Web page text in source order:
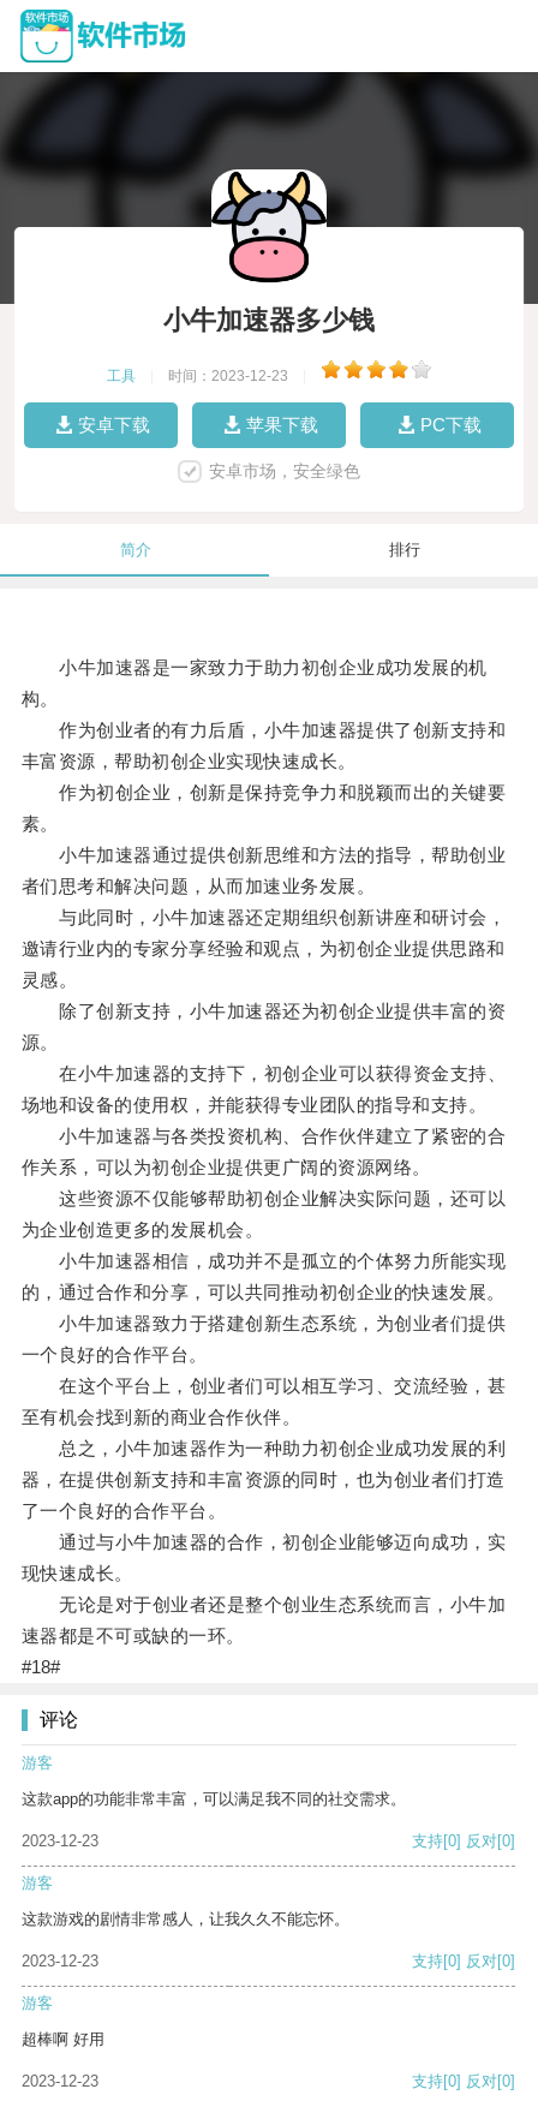
小牛加速器多少钱
工具 时间：2023-12-23
安卓下载 苹果下载 PC下载
安卓市场，安全绿色
简介 排行
小牛加速器是一家致力于助力初创企业成功发展的机
构。
作为创业者的有力后盾，小牛加速器提供了创新支持和
丰富资源，帮助初创企业实现快速成长。
作为初创企业，创新是保持竞争力和脱颖而出的关键要
素。
小牛加速器通过提供创新思维和方法的指导，帮助创业
者们思考和解决问题，从而加速业务发展。
与此同时，小牛加速器还定期组织创新讲座和研讨会，
邀请行业内的专家分享经验和观点，为初创企业提供思路和
灵感。
除了创新支持，小牛加速器还为初创企业提供丰富的资
源。
在小牛加速器的支持下，初创企业可以获得资金支持、
场地和设备的使用权，并能获得专业团队的指导和支持。
小牛加速器与各类投资机构、合作伙伴建立了紧密的合
作关系，可以为初创企业提供更广阔的资源网络。
这些资源不仅能够帮助初创企业解决实际问题，还可以
为企业创造更多的发展机会。
小牛加速器相信，成功并不是孤立的个体努力所能实现
的，通过合作和分享，可以共同推动初创企业的快速发展。
小牛加速器致力于搭建创新生态系统，为创业者们提供
一个良好的合作平台。
在这个平台上，创业者们可以相互学习、交流经验，甚
至有机会找到新的商业合作伙伴。
总之，小牛加速器作为一种助力初创企业成功发展的利
器，在提供创新支持和丰富资源的同时，也为创业者们打造
了一个良好的合作平台。
通过与小牛加速器的合作，初创企业能够迈向成功，实
现快速成长。
无论是对于创业者还是整个创业生态系统而言，小牛加
速器都是不可或缺的一环。
#18#
评论
游客
这款app的功能非常丰富，可以满足我不同的社交需求。
2023-12-23 支持[0] 反对[0]
游客
这款游戏的剧情非常感人，让我久久不能忘怀。
2023-12-23 支持[0] 反对[0]
游客
超棒啊 好用
2023-12-23 支持[0] 反对[0]